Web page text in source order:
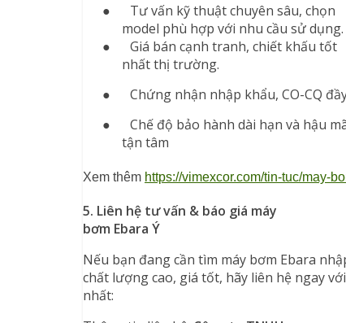
●
Tư vấn kỹ thuật chuyên sâu, chọn
model phù hợp với nhu cầu sử dụng.
●
Giá bán cạnh tranh, chiết khấu tốt
nhất thị trường.
●
Chứng nhận nhập khẩu, CO-CQ
●
Chế độ bảo hành dài hạn và hậu
tận tâm
Xem thêm https://vimexcor.com/tin-tuc/may-
5. Liên hệ tư vấn & báo giá máy
bơm Ebara Ý
Nếu bạn đang cần tìm máy bơm Ebara
chất lượng cao, giá tốt, hãy liên hệ ngay
nhất: